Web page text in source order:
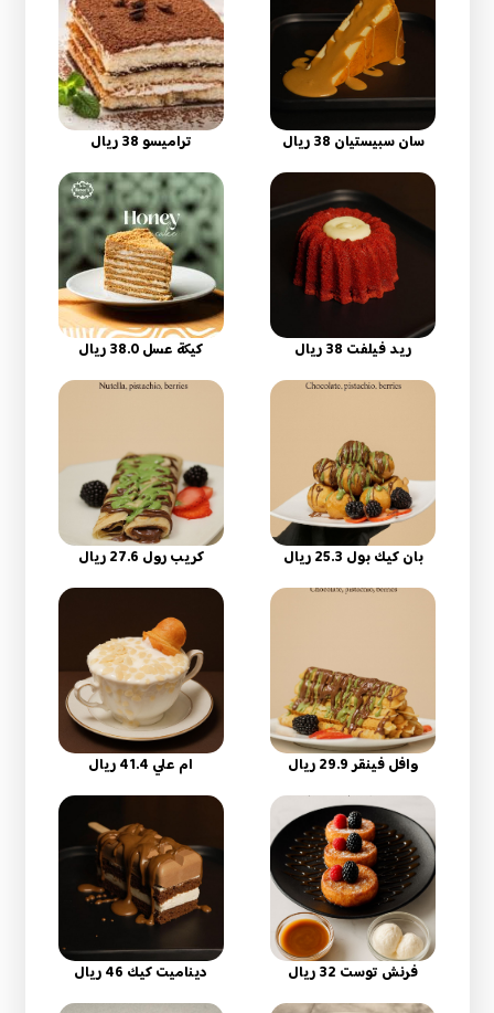
سان سبيستيان 38 ريال تراميسو 38 ريال
ريد فيلفت 38 ريال كيكة عسل 38.0 ريال
بان كيك بول 25.3 ريال كريب رول 27.6 ريال
وافل فينقر 29.9 ريال ام علي 41.4 ريال
فرنش توست 32 ريال ديناميت كيك 46 ريال